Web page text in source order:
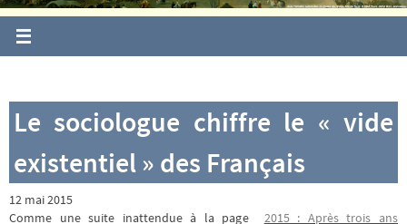
Le sociologue chiffre le « vide
existentiel » des Français
12 mai 2015
Comme une suite inattendue à la page 2015 : Après trois ans